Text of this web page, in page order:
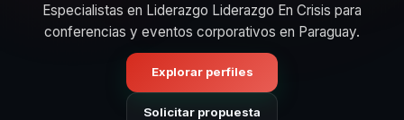
Especialistas en Liderazgo Liderazgo En Crisis para
conferencias y eventos corporativos en Paraguay.
Explorar perfiles
Solicitar propuesta